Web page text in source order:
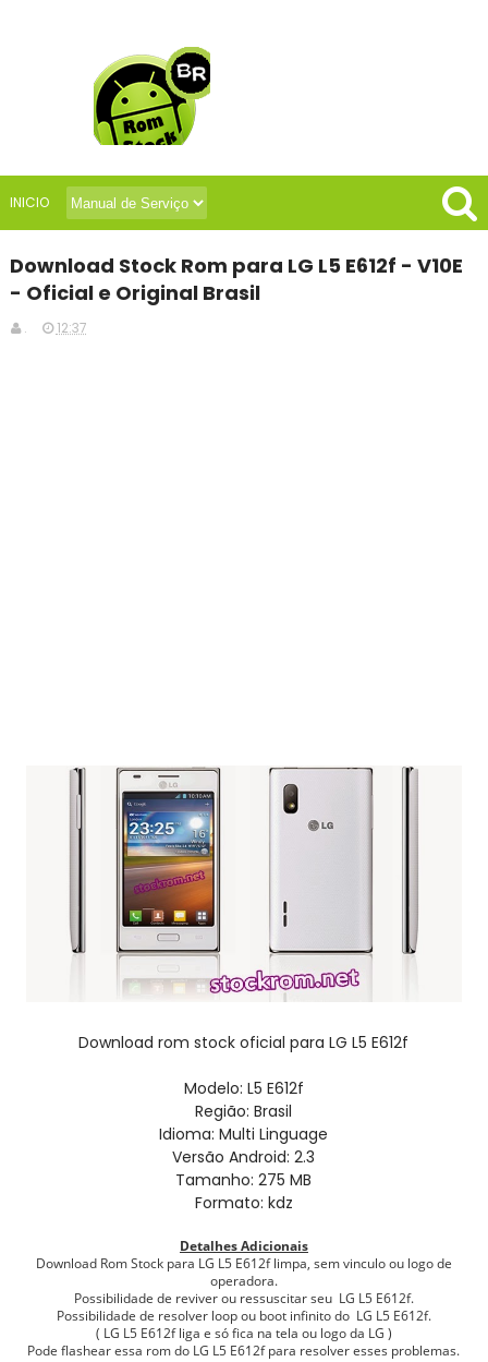
INICIO
Download Stock Rom para LG L5 E612f - V10E
- Oficial e Original Brasil
. 12:37
Download rom stock oficial para LG L5 E612f
Modelo: L5 E612f
Região: Brasil
Idioma: Multi Linguage
Versão Android: 2.3
Tamanho: 275 MB
Formato: kdz
Detalhes Adicionais
Download Rom Stock para LG L5 E612f limpa, sem vinculo ou logo de
operadora.
Possibilidade de reviver ou ressuscitar seu LG L5 E612f.
Possibilidade de resolver loop ou boot infinito do LG L5 E612f.
( LG L5 E612f liga e só fica na tela ou logo da LG )
Pode flashear essa rom do LG L5 E612f para resolver esses problemas.